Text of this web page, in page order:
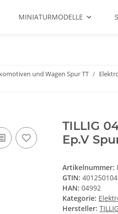
MINIATURMODELLE
und Wagen Spur TT
TILLIG
Ep.V
Artikelnummer:
GTIN:
HAN: 04992
Kategorie:
Hersteller: